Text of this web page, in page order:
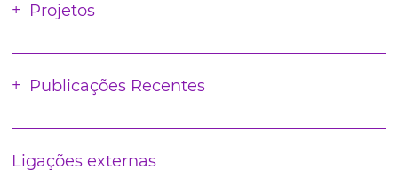
Projetos
Publicações Recentes
Ligações externas